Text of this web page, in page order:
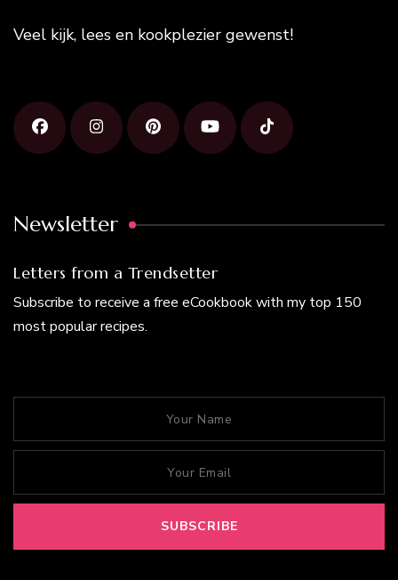
Veel kijk, lees en kookplezier gewenst!
Newsletter
Letters from a Trendsetter
Subscribe to receive a free eCookbook with my top 150
most popular recipes.